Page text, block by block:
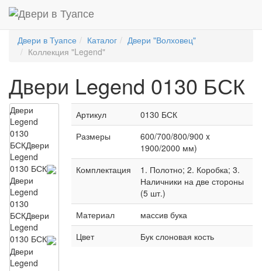
Двери в Туапсе Каталог
Двери "Волховец"
Коллекция "Legend"
Двери Legend 0130 БСК
Двери
Legend
0130
БСКДвери
Legend
0130 БСК
Двери
Legend
0130
БСКДвери
Legend
0130 БСК
Двери
Legend
Артикул
0130 БСК
Размеры
600/700/800/900 x
1900/2000 мм)
Комплектация
1. Полотно; 2. Коробка; 3.
Наличники на две стороны
(5 шт.)
Материал
массив бука
Цвет
Бук слоновая кость